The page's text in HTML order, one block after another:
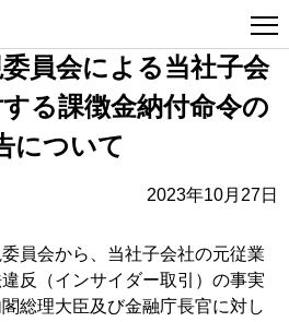
員会による当社子会
る課徴金納付命令の
について
2023年10月27日
員会から、当社子会社の元従業
反（インサイダー取引）の事実
総理大臣及び金融庁長官に対し